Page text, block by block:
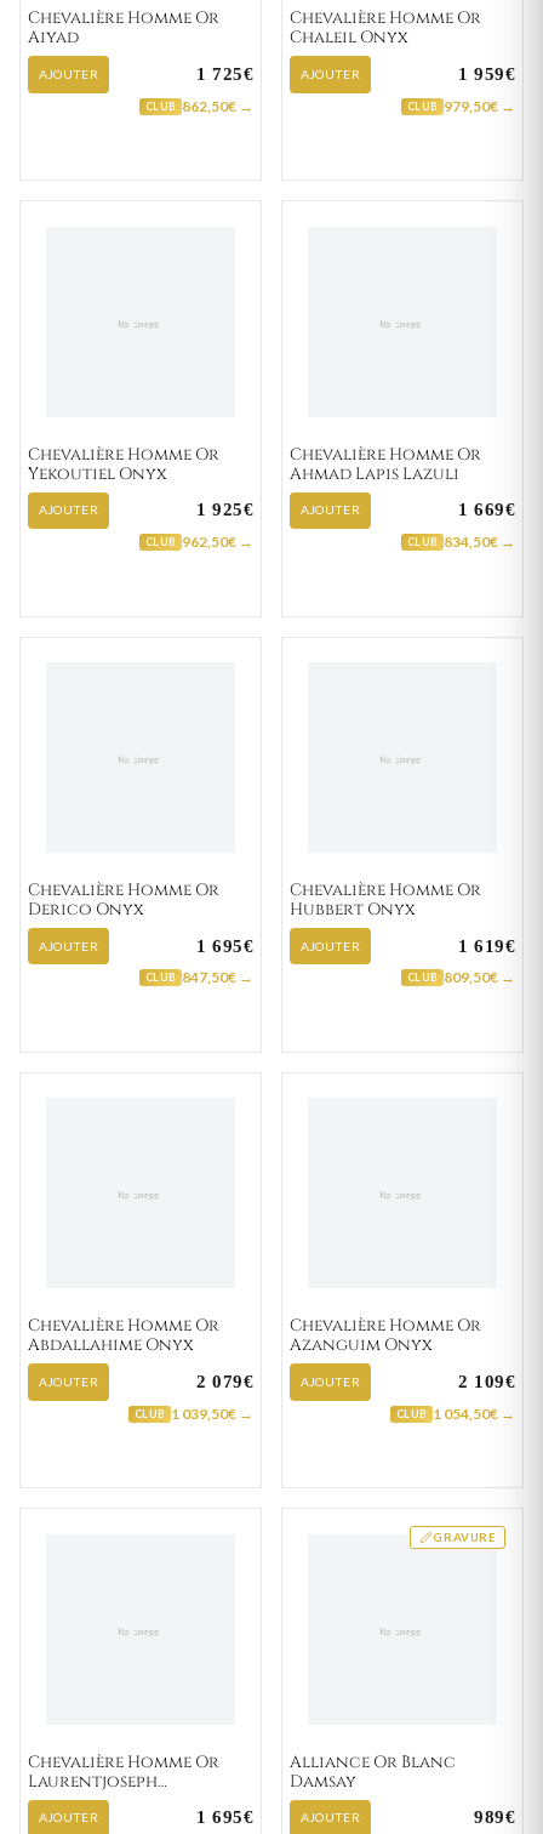
Chevalière Homme Or
Aiyad
AJOUTER 1 725€
CLUB 862,50€ →
Chevalière Homme Or
Chaleil Onyx
AJOUTER 1 959€
CLUB 979,50€ →
Chevalière Homme Or
Yekoutiel Onyx
AJOUTER 1 925€
CLUB 962,50€ →
Chevalière Homme Or
Ahmad Lapis Lazuli
AJOUTER 1 669€
CLUB 834,50€ →
Chevalière Homme Or
Derico Onyx
AJOUTER 1 695€
CLUB 847,50€ →
Chevalière Homme Or
Hubbert Onyx
AJOUTER 1 619€
CLUB 809,50€ →
Chevalière Homme Or
Abdallahime Onyx
AJOUTER 2 079€
CLUB 1 039,50€ →
Chevalière Homme Or
Azanguim Onyx
AJOUTER 2 109€
CLUB 1 054,50€ →
Chevalière Homme Or
Laurentjoseph
Zirconium
AJOUTER 1 695€
GRAVURE
Alliance Or Blanc
Damsay
AJOUTER 989€